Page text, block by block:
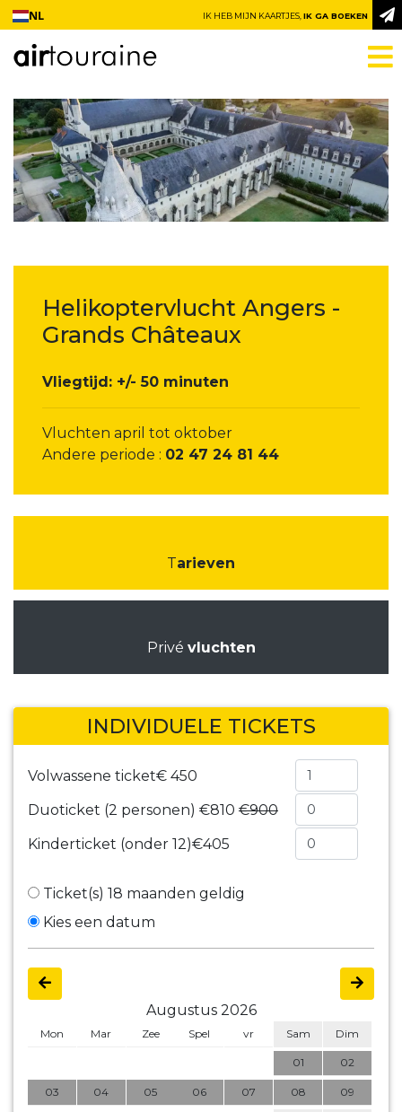
Ga naar inhoud
NL IK HEB MIJN KAARTJES,IK GA BOEKEN
Helikoptervlucht Angers -
Grands Châteaux
Vliegtijd: +/- 50 minuten
Vluchten april tot oktober
Andere periode : 02 47 24 81 44
Tarieven
Privé vluchten
INDIVIDUELE TICKETS
Volwassene ticket€ 450
Duoticket (2 personen) €810 €900
Kinderticket (onder 12)€405
Ticket(s) 18 maanden geldig
Kies een datum
Augustus 2026
Mon Mar Zee Spel vr Sam Dim
01 02
03 04 05 06 07 08 09